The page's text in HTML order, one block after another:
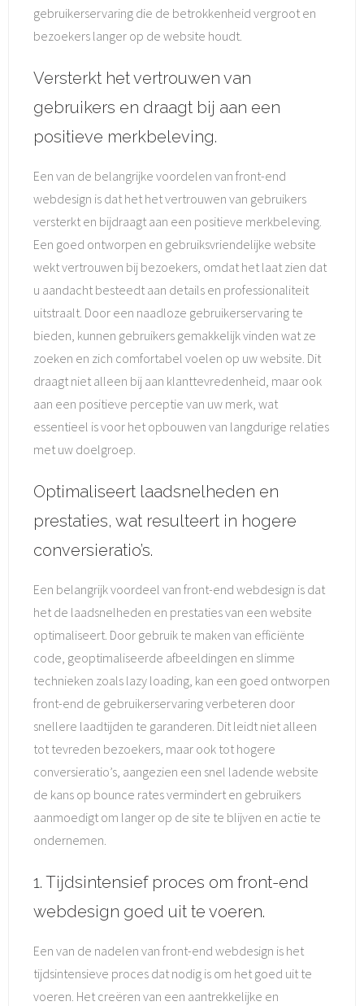
gebruikerservaring die de betrokkenheid vergroot en
bezoekers langer op de website houdt.
Versterkt het vertrouwen van
gebruikers en draagt bij aan een
positieve merkbeleving.
Een van de belangrijke voordelen van front-end
webdesign is dat het het vertrouwen van gebruikers
versterkt en bijdraagt aan een positieve merkbeleving.
Een goed ontworpen en gebruiksvriendelijke website
wekt vertrouwen bij bezoekers, omdat het laat zien dat
u aandacht besteedt aan details en professionaliteit
uitstraalt. Door een naadloze gebruikerservaring te
bieden, kunnen gebruikers gemakkelijk vinden wat ze
zoeken en zich comfortabel voelen op uw website. Dit
draagt niet alleen bij aan klanttevredenheid, maar ook
aan een positieve perceptie van uw merk, wat
essentieel is voor het opbouwen van langdurige relaties
met uw doelgroep.
Optimaliseert laadsnelheden en
prestaties, wat resulteert in hogere
conversieratio’s.
Een belangrijk voordeel van front-end webdesign is dat
het de laadsnelheden en prestaties van een website
optimaliseert. Door gebruik te maken van efficiënte
code, geoptimaliseerde afbeeldingen en slimme
technieken zoals lazy loading, kan een goed ontworpen
front-end de gebruikerservaring verbeteren door
snellere laadtijden te garanderen. Dit leidt niet alleen
tot tevreden bezoekers, maar ook tot hogere
conversieratio’s, aangezien een snel ladende website
de kans op bounce rates vermindert en gebruikers
aanmoedigt om langer op de site te blijven en actie te
ondernemen.
1. Tijdsintensief proces om front-end
webdesign goed uit te voeren.
Een van de nadelen van front-end webdesign is het
tijdsintensieve proces dat nodig is om het goed uit te
voeren. Het creëren van een aantrekkelijke en